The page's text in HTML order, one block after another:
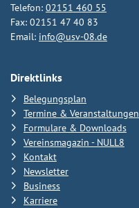
Telefon: 02151 460 55
Fax: 02151 47 40 83
Email: info@usv-08.de
Direktlinks
Belegungsplan
Termine & Veranstaltungen
Formulare & Downloads
Vereinsmagazin - NULL8
Kontakt
Newsletter
Business
Karriere